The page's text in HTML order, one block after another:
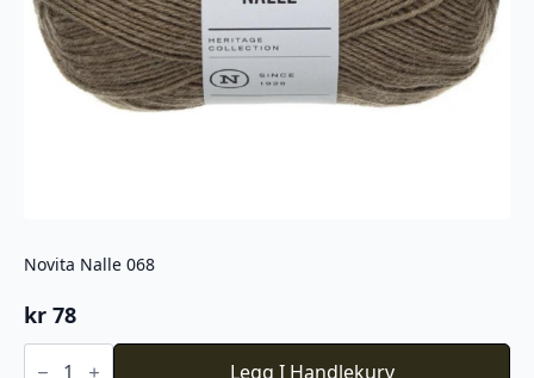
Novita Nalle 068
kr 78
Novita
Nalle Legg I Handlekurv